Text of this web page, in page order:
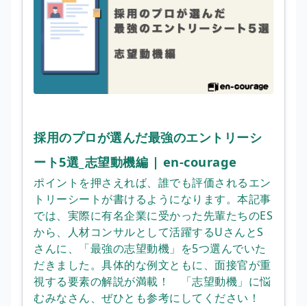
採用のプロが選んだ最強のエントリーシ
ート5選_志望動機編 | en-courage
ポイントを押さえれば、誰でも評価されるエン
トリーシートが書けるようになります。本記事
では、実際に有名企業に受かった先輩たちのES
から、人材コンサルとして活躍するUさんとS
さんに、「最強の志望動機」を5つ選んでいた
だきました。具体的な例文ともに、面接官が重
視する要素の解説が満載！ 「志望動機」に悩
むみなさん、ぜひとも参考にしてください！